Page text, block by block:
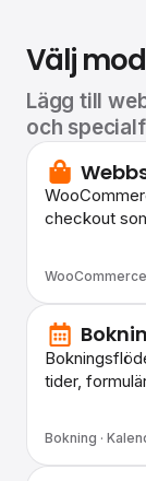
Välj
Lägg till
och
checkout
WooCommerce
tider,
Bokning ·